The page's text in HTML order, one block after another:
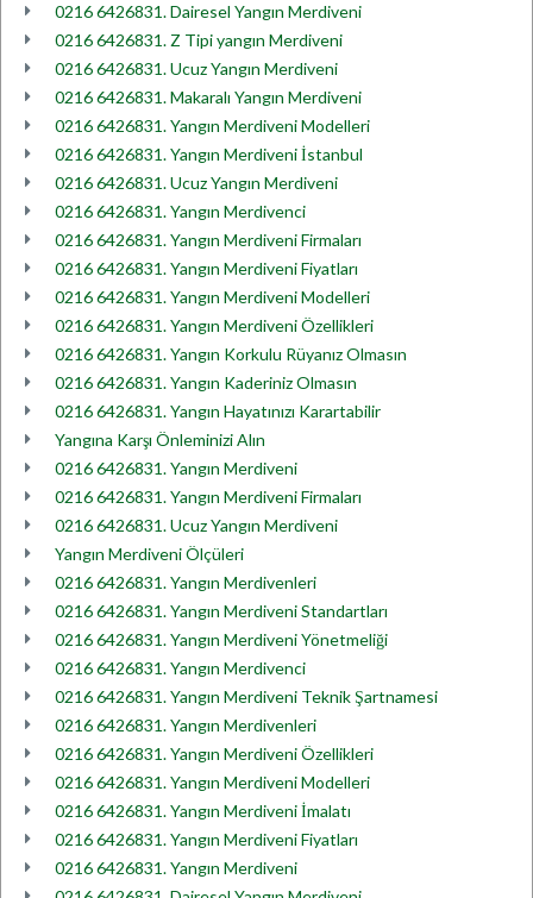
0216 6426831. Dairesel Yangın Merdiveni
0216 6426831. Z Tipi yangın Merdiveni
0216 6426831. Ucuz Yangın Merdiveni
0216 6426831. Makaralı Yangın Merdiveni
0216 6426831. Yangın Merdiveni Modelleri
0216 6426831. Yangın Merdiveni İstanbul
0216 6426831. Ucuz Yangın Merdiveni
0216 6426831. Yangın Merdivenci
0216 6426831. Yangın Merdiveni Firmaları
0216 6426831. Yangın Merdiveni Fiyatları
0216 6426831. Yangın Merdiveni Modelleri
0216 6426831. Yangın Merdiveni Özellikleri
0216 6426831. Yangın Korkulu Rüyanız Olmasın
0216 6426831. Yangın Kaderiniz Olmasın
0216 6426831. Yangın Hayatınızı Karartabilir
Yangına Karşı Önleminizi Alın
0216 6426831. Yangın Merdiveni
0216 6426831. Yangın Merdiveni Firmaları
0216 6426831. Ucuz Yangın Merdiveni
Yangın Merdiveni Ölçüleri
0216 6426831. Yangın Merdivenleri
0216 6426831. Yangın Merdiveni Standartları
0216 6426831. Yangın Merdiveni Yönetmeliği
0216 6426831. Yangın Merdivenci
0216 6426831. Yangın Merdiveni Teknik Şartnamesi
0216 6426831. Yangın Merdivenleri
0216 6426831. Yangın Merdiveni Özellikleri
0216 6426831. Yangın Merdiveni Modelleri
0216 6426831. Yangın Merdiveni İmalatı
0216 6426831. Yangın Merdiveni Fiyatları
0216 6426831. Yangın Merdiveni